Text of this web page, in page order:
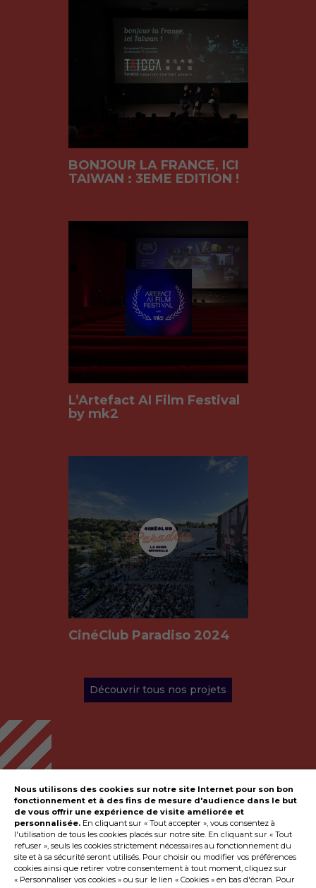
BONJOUR LA FRANCE, ICI
TAIWAN : 3EME EDITION !
L’Artefact AI Film Festival
by mk2
CinéClub Paradiso 2024
Découvrir tous nos projets
Nous utilisons des cookies sur notre site Internet pour son bon
fonctionnement et à des fins de mesure d'audience dans le but
de vous offrir une expérience de visite améliorée et
personnalisée. En cliquant sur « Tout accepter », vous consentez à
l'utilisation de tous les cookies placés sur notre site. En cliquant sur « Tout
refuser », seuls les cookies strictement nécessaires au fonctionnement du
site et à sa sécurité seront utilisés. Pour choisir ou modifier vos préférences
cookies ainsi que retirer votre consentement à tout moment, cliquez sur
« Personnaliser vos cookies » ou sur le lien « Cookies » en bas d'écran. Pour